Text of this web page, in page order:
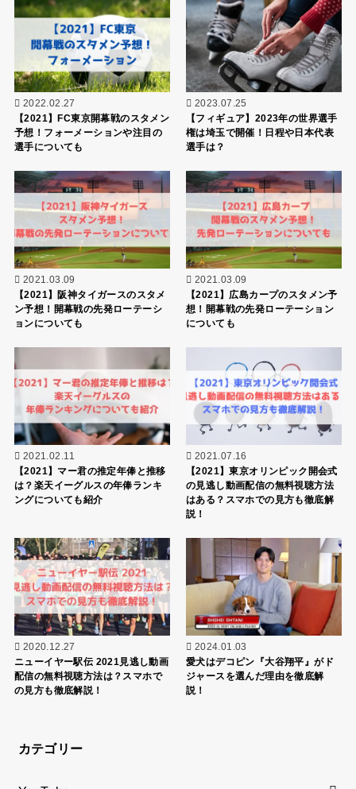
2022.02.27
【2021】FC東京開幕戦のスタメン
予想！フォーメーションや注目の
選手についても
2023.07.25
【フィギュア】2023年の世界選手
権は埼玉で開催！日程や日本代表
選手は？
2021.03.09
【2021】阪神タイガースのスタメ
ン予想！開幕戦の先発ローテーシ
ョンについても
2021.03.09
【2021】広島カープのスタメン予
想！開幕戦の先発ローテーション
についても
2021.02.11
【2021】マー君の推定年俸と推移
は？楽天イーグルスの年俸ランキ
ングについても紹介
2021.07.16
【2021】東京オリンピック開会式
の見逃し動画配信の無料視聴方法
はある？スマホでの見方も徹底解
説！
2020.12.27
ニューイヤー駅伝 2021見逃し動画
配信の無料視聴方法は？スマホで
の見方も徹底解説！
2024.01.03
愛犬はデコピン『大谷翔平』がド
ジャースを選んだ理由を徹底解
説！
カテゴリー